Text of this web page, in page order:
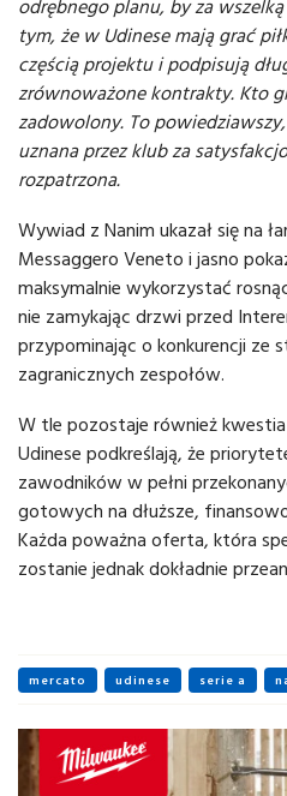
odrębnego planu, by za
tym, że w Udinese mają grać
częścią projektu i podpisują
zrównoważone kontrakty. Kto
zadowolony. To
uznana przez klub za
rozpatrzona.
Wywiad z Nanim ukazał się na
Messaggero Veneto i jasno
maksymalnie wykorzystać
nie zamykając drzwi przed
przypominając o konkurencji ze
zagranicznych zespołów.
W tle pozostaje również
Udinese podkreślają, że
zawodników w pełni
gotowych na dłuższe,
Każda poważna oferta, która
zostanie jednak dokładnie
mercato udinese serie a